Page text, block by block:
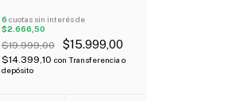
6 cuotas sin interés de
$2.666,50
$19.999,00 $15.999,00
$14.399,10 con Transferencia o
depósito